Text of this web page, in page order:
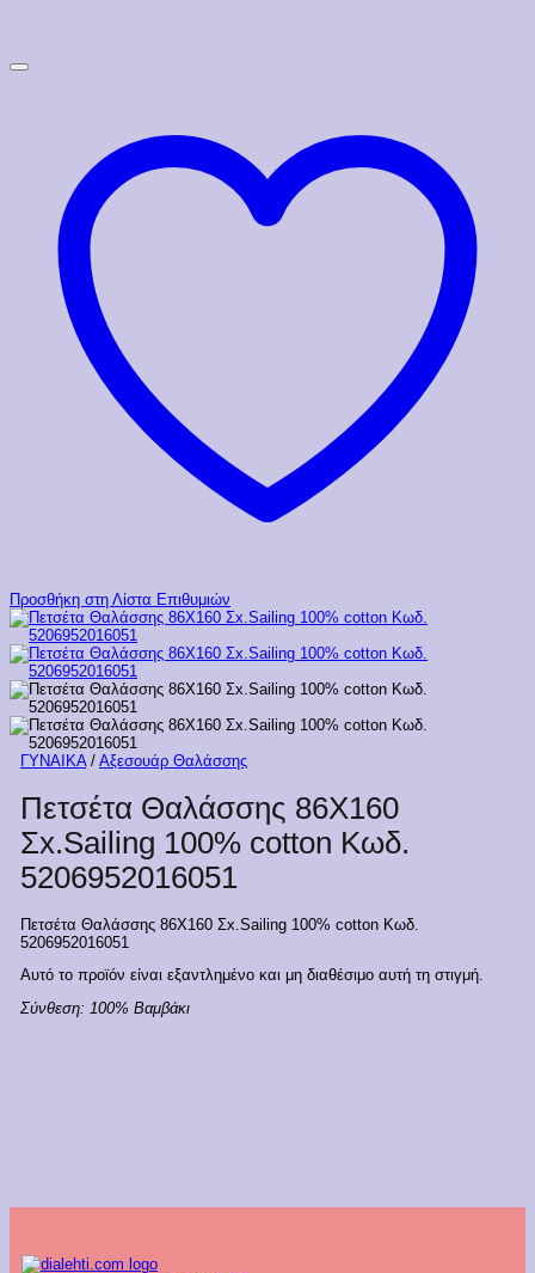
Προσθήκη στη Λίστα Επιθυμιών
ΓΥΝΑΙΚΑ / Αξεσουάρ Θαλάσσης
Πετσέτα Θαλάσσης 86X160
Σx.Sailing 100% cotton Κωδ.
5206952016051
Πετσέτα Θαλάσσης 86X160 Σx.Sailing 100% cotton Κωδ.
5206952016051
Αυτό το προϊόν είναι εξαντλημένο και μη διαθέσιμο αυτή τη στιγμή.
Σύνθεση: 100% Βαμβάκι